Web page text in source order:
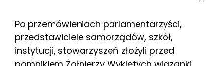
Po przemówieniach parlamentarzyści,
przedstawiciele samorządów, szkół,
instytucji, stowarzyszeń złożyli przed